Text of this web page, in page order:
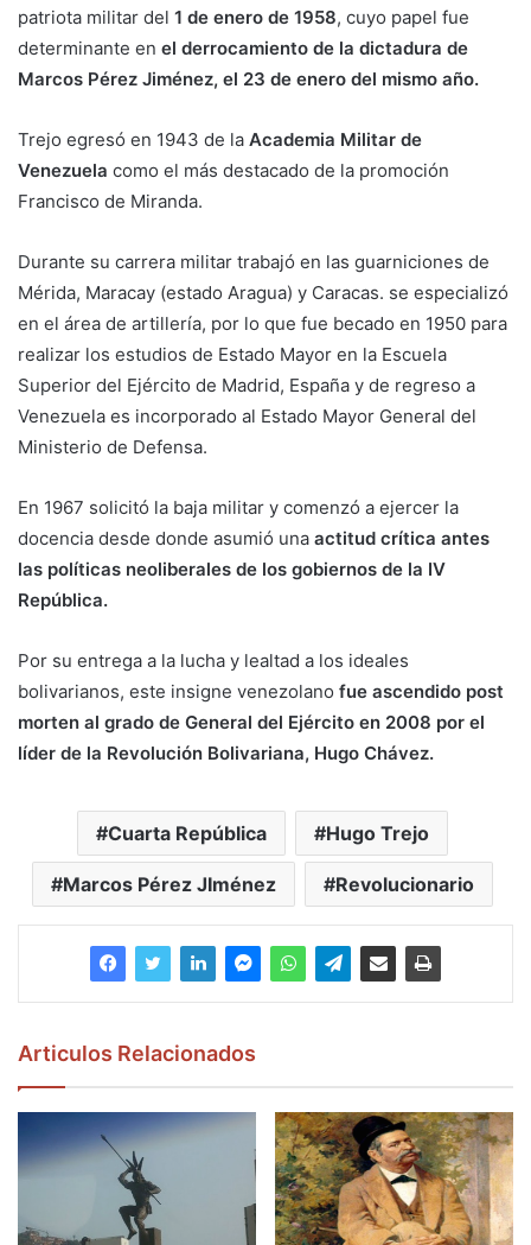
patriota militar del 1 de enero de 1958, cuyo papel fue
determinante en el derrocamiento de la dictadura de
Marcos Pérez Jiménez, el 23 de enero del mismo año.
Trejo egresó en 1943 de la Academia Militar de
Venezuela como el más destacado de la promoción
Francisco de Miranda.
Durante su carrera militar trabajó en las guarniciones de
Mérida, Maracay (estado Aragua) y Caracas. se especializó
en el área de artillería, por lo que fue becado en 1950 para
realizar los estudios de Estado Mayor en la Escuela
Superior del Ejército de Madrid, España y de regreso a
Venezuela es incorporado al Estado Mayor General del
Ministerio de Defensa.
En 1967 solicitó la baja militar y comenzó a ejercer la
docencia desde donde asumió una actitud crítica antes
las políticas neoliberales de los gobiernos de la IV
República.
Por su entrega a la lucha y lealtad a los ideales
bolivarianos, este insigne venezolano fue ascendido post
morten al grado de General del Ejército en 2008 por el
líder de la Revolución Bolivariana, Hugo Chávez.
Cuarta República Hugo Trejo
Marcos Pérez JIménez Revolucionario
Articulos Relacionados